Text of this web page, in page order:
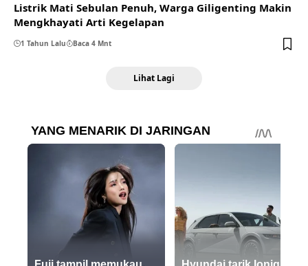
Listrik Mati Sebulan Penuh, Warga Giligenting Makin
Mengkhayati Arti Kegelapan
1 Tahun Lalu Baca 4 Mnt
Lihat Lagi